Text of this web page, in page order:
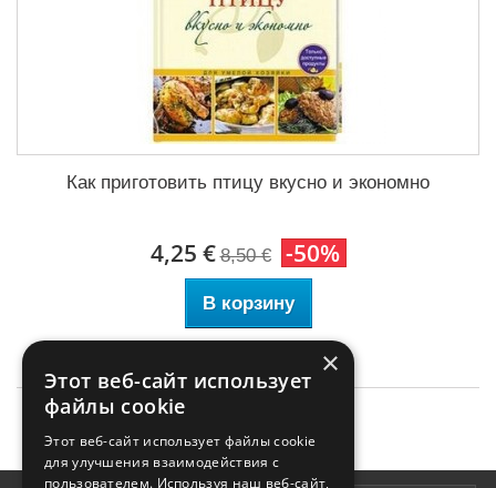
Как приготовить птицу вкусно и экономно
4,25 € 8,50 € -50%
В корзину
×
Этот веб-сайт использует
файлы cookie
Этот веб-сайт использует файлы cookie
для улучшения взаимодействия с
пользователем. Используя наш веб-сайт,